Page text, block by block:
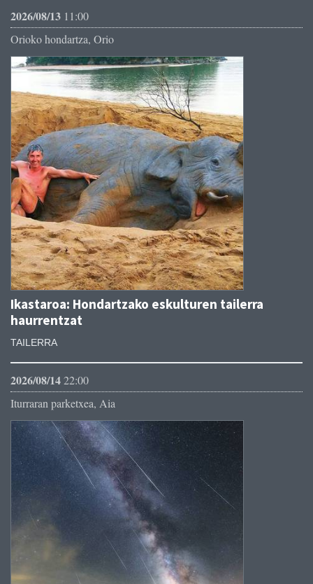
2026/08/13 11:00
Orioko hondartza, Orio
Ikastaroa: Hondartzako eskulturen tailerra
haurrentzat
TAILERRA
2026/08/1422:00
Iturraran parketxea, Aia